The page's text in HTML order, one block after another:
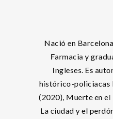
Nació en
Farmacia y
Ingleses. Es
histórico-policiacas
(2020), Muerte en
La ciudad y el